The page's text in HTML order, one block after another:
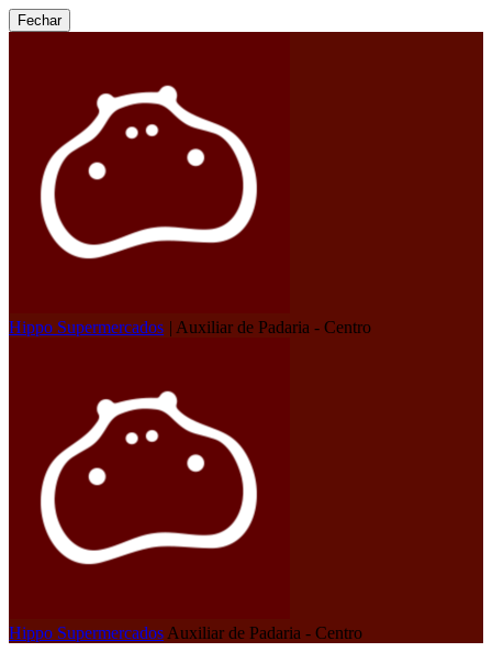
Fechar
Hippo Supermercados | Auxiliar de Padaria - Centro
Hippo Supermercados Auxiliar de Padaria - Centro